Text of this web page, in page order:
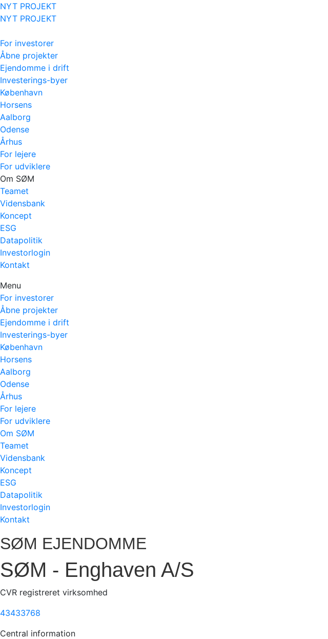
NYT PROJEKT
NYT PROJEKT
For investorer
Åbne projekter
Ejendomme i drift
Investerings-byer
København
Horsens
Aalborg
Odense
Århus
For lejere
For udviklere
Om SØM
Teamet
Vidensbank
Koncept
ESG
Datapolitik
Investorlogin
Kontakt
Menu
For investorer
Åbne projekter
Ejendomme i drift
Investerings-byer
København
Horsens
Aalborg
Odense
Århus
For lejere
For udviklere
Om SØM
Teamet
Vidensbank
Koncept
ESG
Datapolitik
Investorlogin
Kontakt
SØM EJENDOMME
SØM - Enghaven A/S
CVR registreret virksomhed
43433768
Central information